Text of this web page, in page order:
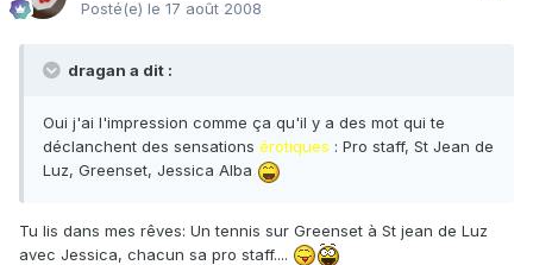
Posté(e) le 17 août 2008
dragan a dit :
Oui j'ai l'impression comme ça qu'il y a des mot qui te
déclanchent des sensations érotiques : Pro staff, St Jean de
Luz, Greenset, Jessica Alba
Tu lis dans mes rêves: Un tennis sur Greenset à St jean de Luz
avec Jessica, chacun sa pro staff....